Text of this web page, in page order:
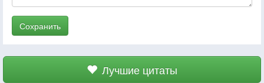
Сохранить
Лучшие цитаты